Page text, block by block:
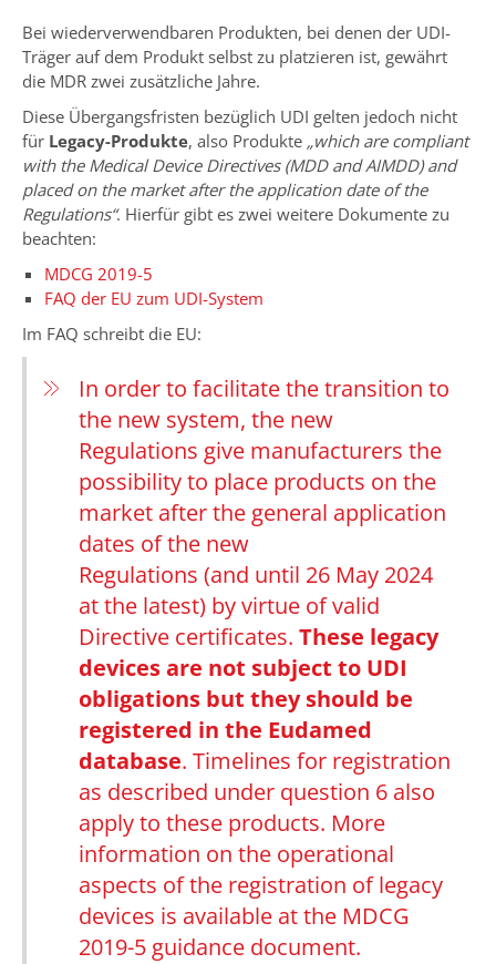
Bei wiederverwendbaren Produkten, bei denen der UDI-
Träger auf dem Produkt selbst zu platzieren ist, gewährt
die MDR zwei zusätzliche Jahre.
Diese Übergangsfristen bezüglich UDI gelten jedoch nicht
für Legacy-Produkte, also Produkte „which are compliant
with the Medical Device Directives (MDD and AIMDD) and
placed on the market after the application date of the
Regulations“. Hierfür gibt es zwei weitere Dokumente zu
beachten:
MDCG 2019-5
FAQ der EU zum UDI-System
Im FAQ schreibt die EU:
In order to facilitate the transition to
the new system, the new
Regulations give manufacturers the
possibility to place products on the
market after the general application
dates of the new
Regulations (and until 26 May 2024
at the latest) by virtue of valid
Directive certificates. These legacy
devices are not subject to UDI
obligations but they should be
registered in the Eudamed
database. Timelines for registration
as described under question 6 also
apply to these products. More
information on the operational
aspects of the registration of legacy
devices is available at the MDCG
2019-5 guidance document.